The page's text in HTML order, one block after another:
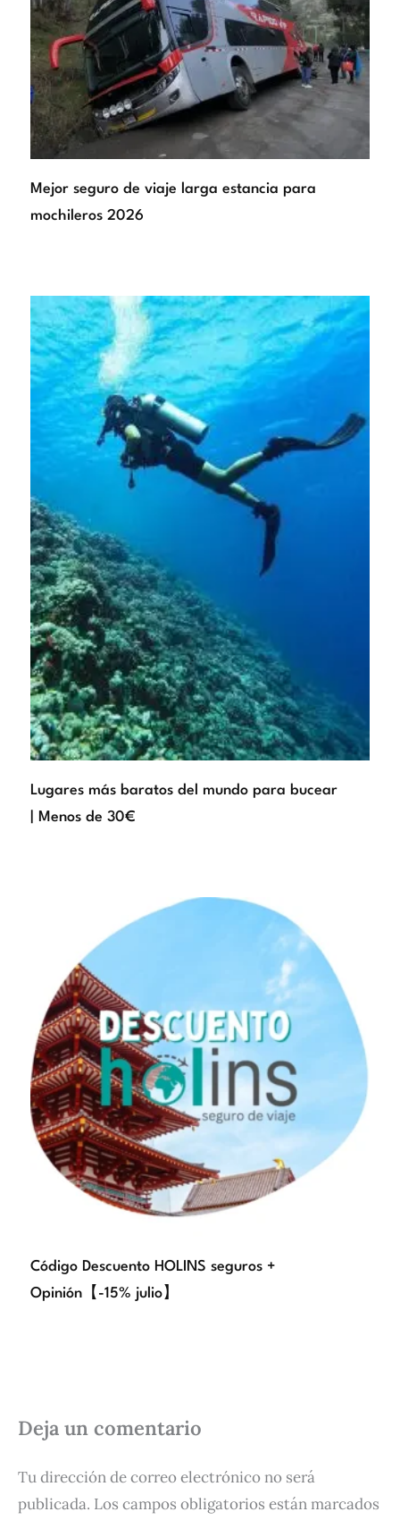
Mejor seguro de viaje larga estancia para
mochileros 2026
Lugares más baratos del mundo para bucear
| Menos de 30€
Código Descuento HOLINS seguros +
Opinión【-15% julio】
Deja un comentario
Tu dirección de correo electrónico no será
publicada. Los campos obligatorios están marcados